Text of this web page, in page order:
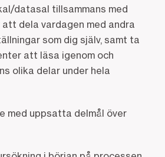
datasal tillsammans med
dela vardagen med andra
som dig själv, samt ta
att läsa igenom och
olika delar under hela
med uppsatta delmål över